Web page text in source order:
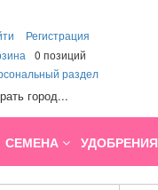
Регистрация
0 позиций
раздел
город...
СЕМЕНА УДОБРЕНИЯ